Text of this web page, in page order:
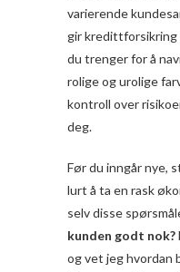
varierende
gir kredittforsikring
du trenger for å
rolige og urolige
kontroll over
deg.
Før du inngår nye,
lurt å ta en rask
selv disse
kunden godt nok?
og vet jeg hvordan